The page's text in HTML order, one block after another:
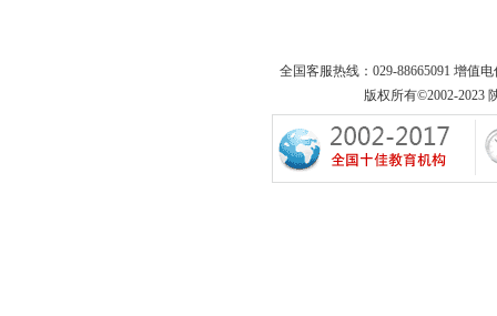
全国客服热线：029-88665091 增值
版权所有©2002-2023